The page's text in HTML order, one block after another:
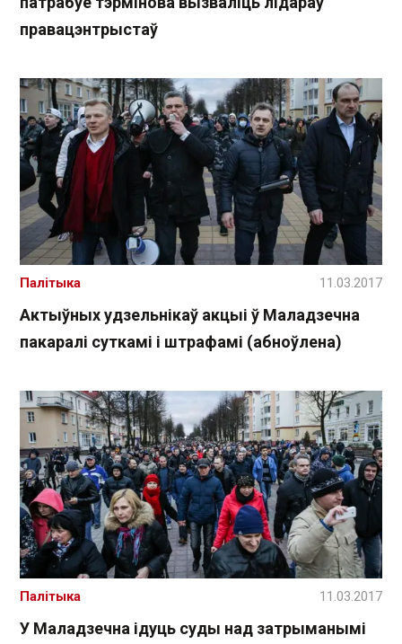
правацэнтрыстаў
Актыўных удзельнікаў акцыі ў Маладзечна
пакаралі суткамі і штрафамі (абноўлена)
Палітыка 11.03.2017
У Маладзечна ідуць суды над затрыманымі
Палітыка 11.03.2017